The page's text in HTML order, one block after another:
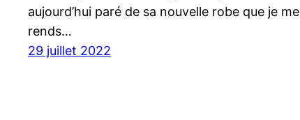
aujourd’hui paré de sa nouvelle robe que je me
rends…
29 juillet 2022